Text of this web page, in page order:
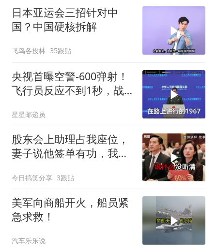
日本亚运会三招针对中
国？中国硬核拆解
飞鸟各投林 35跟贴
央视首曝空警-600弹射！
飞行员反应不到1秒，战
星星邮递员
股东会上助理占我座位，
妻子说他签单有功，我抛
给他当
今日搞笑分享 3跟贴
美军向商船开火，船员紧
急求救！
汽车乐乐说